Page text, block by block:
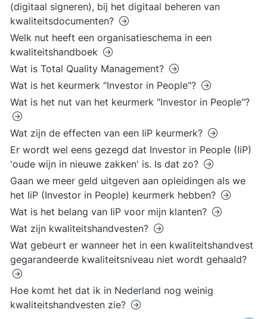
(digitaal signeren), bij het digitaal beheren van
kwaliteitsdocumenten?
Welk nut heeft een organisatieschema in een
kwaliteitshandboek
Wat is Total Quality Management?
Wat is het keurmerk "Investor in People"?
Wat is het nut van het keurmerk "Investor in People"?
Wat zijn de effecten van een IiP keurmerk?
Er wordt wel eens gezegd dat Investor in People (IiP)
'oude wijn in nieuwe zakken' is. Is dat zo?
Gaan we meer geld uitgeven aan opleidingen als we
het IiP (Investor in People) keurmerk hebben?
Wat is het belang van IiP voor mijn klanten?
Wat zijn kwaliteitshandvesten?
Wat gebeurt er wanneer het in een kwaliteitshandvest
gegarandeerde kwaliteitsniveau niet wordt gehaald?
Hoe komt het dat ik in Nederland nog weinig
kwaliteitshandvesten zie?